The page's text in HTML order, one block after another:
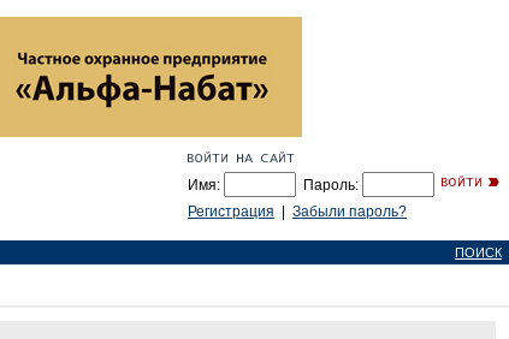
Имя:
Пароль:
Регистрация
Забыли пароль?
ПОИСК